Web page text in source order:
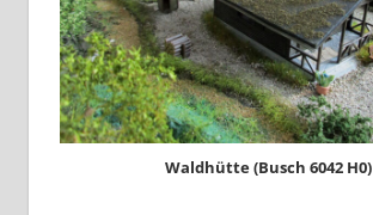
Waldhütte (Busch 6042 H0)